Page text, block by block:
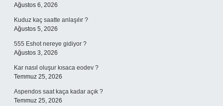
Ağustos 6, 2026
Kuduz kaç saatte anlaşılır ?
Ağustos 5, 2026
555 Eshot nereye gidiyor ?
Ağustos 3, 2026
Kar nasıl oluşur kısaca eodev ?
Temmuz 25, 2026
Aspendos saat kaça kadar açık ?
Temmuz 25, 2026